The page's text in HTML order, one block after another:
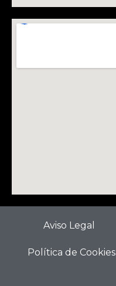
Aviso Legal
Política de Cookies